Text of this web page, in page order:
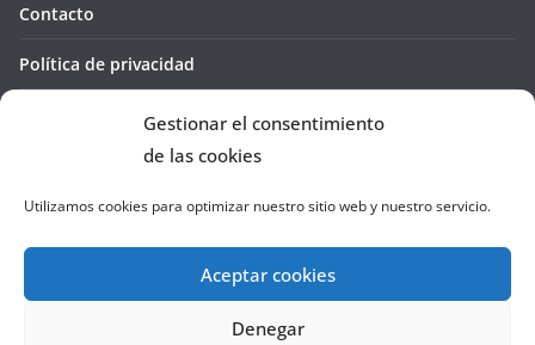
Gestionar el consentimiento
de las cookies
Utilizamos cookies para optimizar nuestro sitio web y nuestro servicio.
Aceptar cookies
Denegar
Contacto
Política de privacidad
Política de cookies (UE)
La Cañada te GUÍA